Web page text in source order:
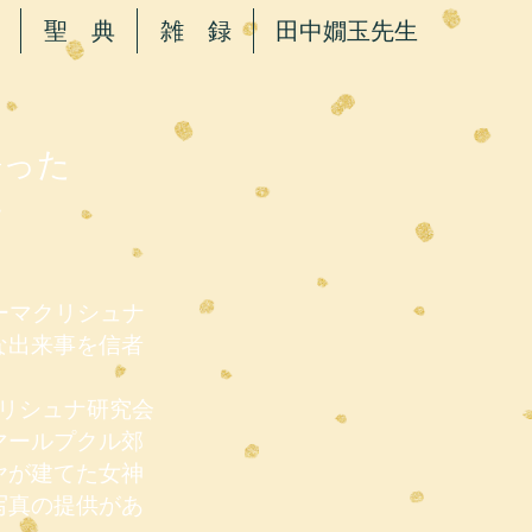
聖 典 雑 録 田中嫺玉先生
た
クリシュナ
来事を信者
シュナ研究会
ルプクル郊
建てた女神
真の提供があ